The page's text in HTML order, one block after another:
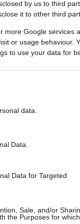
by us to third
it to other third
more Google services
or usage behaviour.
to use your data for
data.
Data.
Data for Targeted
Sale, and/or
the Purposes for
a szót
lehet megtalálni.
.
Horváth